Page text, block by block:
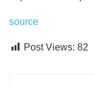
source
Post Views: 82